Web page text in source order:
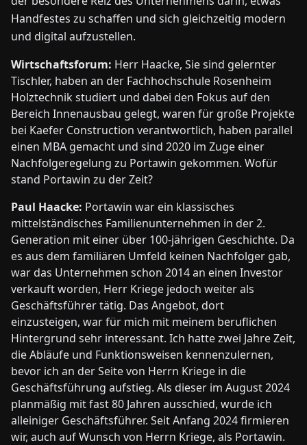
Handfestes zu schaffen und sich gleichzeitig modern
und digital aufzustellen.
Wirtschaftsforum: Herr Haacke, Sie sind gelernter
Tischler, haben an der Fachhochschule Rosenheim
Holztechnik studiert und dabei den Fokus auf den
Bereich Innenausbau gelegt, waren für große Projekte
bei Kaefer Construction verantwortlich, haben parallel
einen MBA gemacht und sind 2020 im Zuge einer
Nachfolgeregelung zu Portawin gekommen. Wofür
stand Portawin zu der Zeit?
Paul Haacke: Portawin war ein klassisches
mittelständisches Familienunternehmen in der 2.
Generation mit einer über 100-jährigen Geschichte. Da
es aus dem familiären Umfeld keinen Nachfolger gab,
war das Unternehmen schon 2014 an einen Investor
verkauft worden, Herr Kriege jedoch weiter als
Geschäftsführer tätig. Das Angebot, dort
einzusteigen, war für mich mit meinem beruflichen
Hintergrund sehr interessant. Ich hatte zwei Jahre Zeit,
die Abläufe und Funktionsweisen kennenzulernen,
bevor ich an der Seite von Herrn Kriege in die
Geschäftsführung aufstieg. Als dieser im August 2024
planmäßig mit fast 80 Jahren ausschied, wurde ich
alleiniger Geschäftsführer. Seit Anfang 2024 firmieren
wir, auch auf Wunsch von Herrn Kriege, als Portawin.